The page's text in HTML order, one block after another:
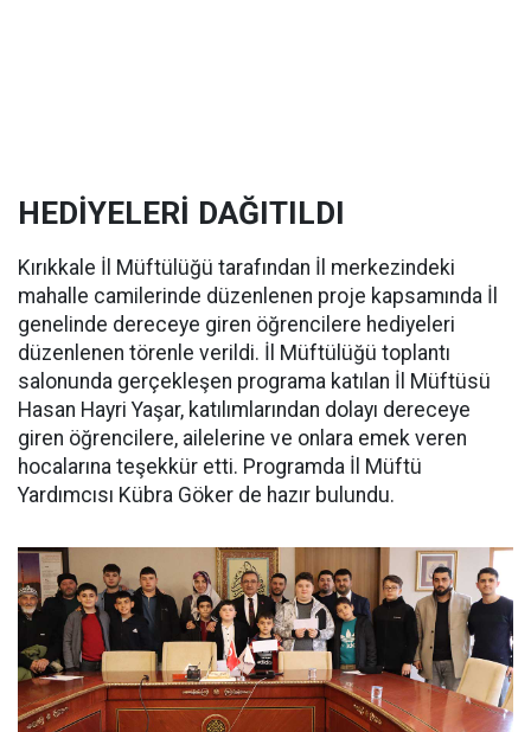
HEDİYELERİ DAĞITILDI
Kırıkkale İl Müftülüğü tarafından İl merkezindeki
mahalle camilerinde düzenlenen proje kapsamında İl
genelinde dereceye giren öğrencilere hediyeleri
düzenlenen törenle verildi. İl Müftülüğü toplantı
salonunda gerçekleşen programa katılan İl Müftüsü
Hasan Hayri Yaşar, katılımlarından dolayı dereceye
giren öğrencilere, ailelerine ve onlara emek veren
hocalarına teşekkür etti. Programda İl Müftü
Yardımcısı Kübra Göker de hazır bulundu.